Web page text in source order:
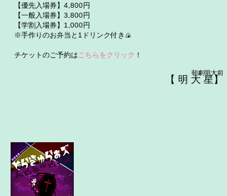
【優先入場券】4,800円
【一般入場券】3,800円
【学割入場券】1,000円
※手作りのお弁当と1ドリンク付き🍙
チケットのご予約は こちらをクリック ！
朝劇明大前
【 明 大 星】